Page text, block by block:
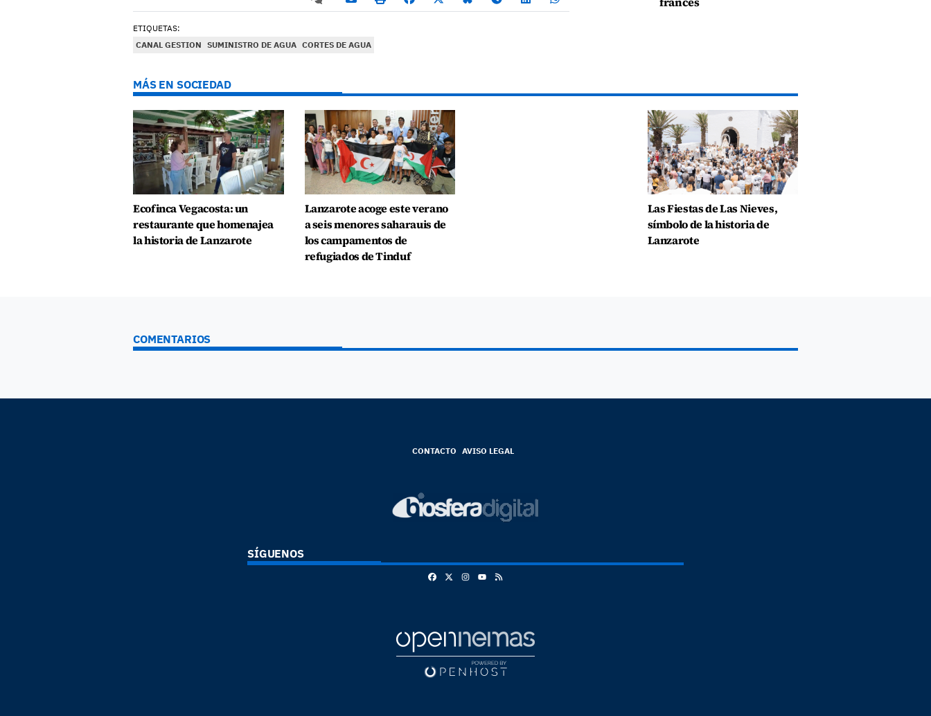
ETIQUETAS:
CANAL GESTION SUMINISTRO DE AGUA CORTES DE AGUA
MÁS EN SOCIEDAD
Ecofinca Vegacosta: un
restaurante que homenajea
la historia de Lanzarote
Lanzarote acoge este verano
a seis menores saharauis de
los campamentos de
refugiados de Tinduf
Las Fiestas de Las Nieves,
símbolo de la historia de
Lanzarote
COMENTARIOS
CONTACTO AVISO LEGAL
SÍGUENOS
FacebookInstagram